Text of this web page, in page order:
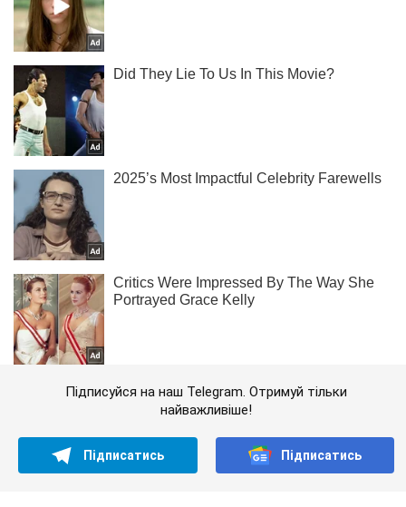
Підписуйся на наш Telegram. Отримуй тільки
найважливіше!
Підписатись Підписатись